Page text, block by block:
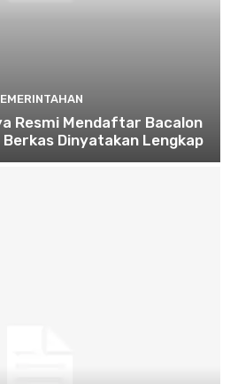
Resmi Mendaftar Bacalon
Berkas Dinyatakan Lengkap